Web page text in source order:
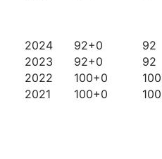
2024
2023
2022
2021
92+0
92+0
100+0
100+0
92
92
100
100